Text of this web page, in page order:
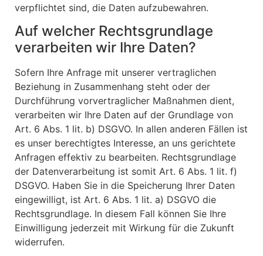
verpflichtet sind, die Daten aufzubewahren.
Auf welcher Rechtsgrundlage
verarbeiten wir Ihre Daten?
Sofern Ihre Anfrage mit unserer vertraglichen
Beziehung in Zusammenhang steht oder der
Durchführung vorvertraglicher Maßnahmen dient,
verarbeiten wir Ihre Daten auf der Grundlage von
Art. 6 Abs. 1 lit. b) DSGVO. In allen anderen Fällen ist
es unser berechtigtes Interesse, an uns gerichtete
Anfragen effektiv zu bearbeiten. Rechtsgrundlage
der Datenverarbeitung ist somit Art. 6 Abs. 1 lit. f)
DSGVO. Haben Sie in die Speicherung Ihrer Daten
eingewilligt, ist Art. 6 Abs. 1 lit. a) DSGVO die
Rechtsgrundlage. In diesem Fall können Sie Ihre
Einwilligung jederzeit mit Wirkung für die Zukunft
widerrufen.